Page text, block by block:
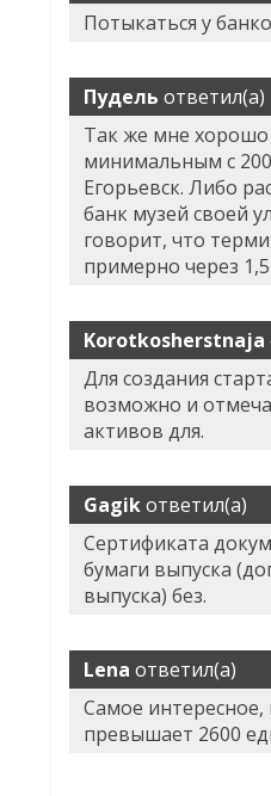
Потыкаться у
Пудель ответил(а)
Так же мне
минимальным с
Егорьевск. Либо
банк музей своей
говорит, что
примерно через 1,5
Korotkosherstnaja
Для создания
возможно и
активов для.
Gagikответил(а)
Сертификата
бумаги выпуска
выпуска) без.
Lena ответил(а)
Самое интересное,
превышает 2600